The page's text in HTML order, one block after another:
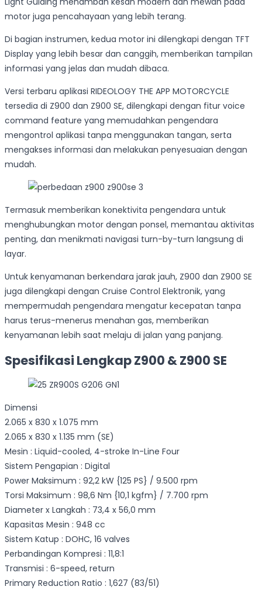
motor juga pencahayaan yang lebih terang.
Di bagian instrumen, kedua motor ini dilengkapi dengan TFT
Display yang lebih besar dan canggih, memberikan tampilan
informasi yang jelas dan mudah dibaca.
Versi terbaru aplikasi RIDEOLOGY THE APP MOTORCYCLE
tersedia di Z900 dan Z900 SE, dilengkapi dengan fitur voice
command feature yang memudahkan pengendara
mengontrol aplikasi tanpa menggunakan tangan, serta
mengakses informasi dan melakukan penyesuaian dengan
mudah.
Termasuk memberikan konektivita pengendara untuk
menghubungkan motor dengan ponsel, memantau aktivitas
penting, dan menikmati navigasi turn-by-turn langsung di
layar.
Untuk kenyamanan berkendara jarak jauh, Z900 dan Z900 SE
juga dilengkapi dengan Cruise Control Elektronik, yang
mempermudah pengendara mengatur kecepatan tanpa
harus terus-menerus menahan gas, memberikan
kenyamanan lebih saat melaju di jalan yang panjang.
Spesifikasi Lengkap Z900 & Z900 SE
Dimensi
2.065 x 830 x 1.075 mm
2.065 x 830 x 1.135 mm (SE)
Mesin : Liquid-cooled, 4-stroke In-Line Four
Sistem Pengapian : Digital
Power Maksimum : 92,2 kW {125 PS} / 9.500 rpm
Torsi Maksimum : 98,6 Nm {10,1 kgfm} / 7.700 rpm
Diameter x Langkah : 73,4 x 56,0 mm
Kapasitas Mesin : 948 cc
Sistem Katup : DOHC, 16 valves
Perbandingan Kompresi : 11,8:1
Transmisi : 6-speed, return
Primary Reduction Ratio : 1,627 (83/51)